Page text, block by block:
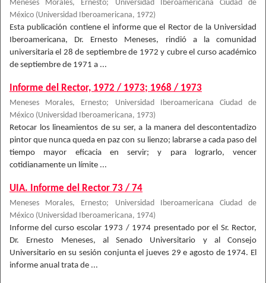
Meneses Morales, Ernesto;
Universidad Iberoamericana Ciudad de
México (Universidad Iberoamericana, 1972)
Esta publicación contiene el informe que el Rector de la Universidad
Iberoamericana, Dr. Ernesto Meneses, rindió a la comunidad
universitaria el 28 de septiembre de 1972 y cubre el curso académico
de septiembre de 1971 a ...
Informe del Rector, 1972 / 1973; 1968 / 1973
Meneses Morales, Ernesto;
Universidad Iberoamericana Ciudad de
México (Universidad Iberoamericana, 1973)
Retocar los lineamientos de su ser, a la manera del descontentadizo
pintor que nunca queda en paz con su lienzo; labrarse a cada paso del
tiempo mayor eficacia en servir; y para lograrlo, vencer
cotidianamente un límite ...
UIA. Informe del Rector 73 / 74
Meneses Morales, Ernesto;
Universidad Iberoamericana Ciudad de
México (Universidad Iberoamericana, 1974)
Informe del curso escolar 1973 / 1974 presentado por el Sr. Rector,
Dr. Ernesto Meneses, al Senado Universitario y al Consejo
Universitario en su sesión conjunta el jueves 29 e agosto de 1974. El
informe anual trata de ...